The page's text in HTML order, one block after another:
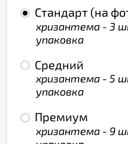
Стандарт (на
хризантема - 3
упаковка
Средний
хризантема - 5
упаковка
Премиум
хризантема - 9